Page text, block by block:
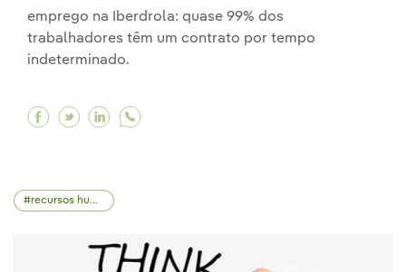
emprego na Iberdrola: quase 99% dos
trabalhadores têm um contrato por tempo
indeterminado.
Facebook Contribuímos para o
Twitter Contribuímos para o
Linkedin Contribuímos para o
recursos humanos